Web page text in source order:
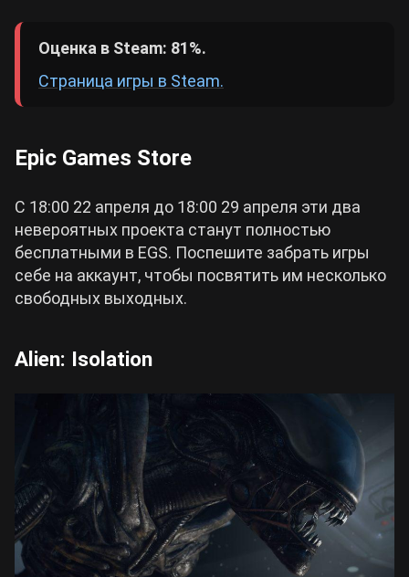
Оценка в Steam: 81%.
Страница игры в Steam.
Epic Games Store
С 18:00 22 апреля до 18:00 29 апреля эти два
невероятных проекта станут полностью
бесплатными в EGS. Поспешите забрать игры
себе на аккаунт, чтобы посвятить им несколько
свободных выходных.
Alien: Isolation